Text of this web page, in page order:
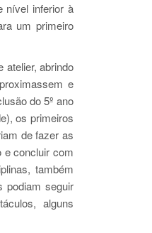
nível inferior à
um primeiro
atelier, abrindo
e
do 5º ano
os primeiros
de fazer as
e concluir com
também
podiam seguir
alguns